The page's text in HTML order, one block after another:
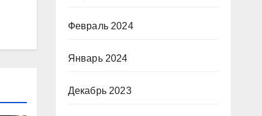
Февраль 2024
Январь 2024
Декабрь 2023